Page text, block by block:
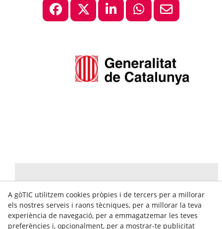
A gòTIC utilitzem cookies pròpies i de tercers per a millorar
els nostres serveis i raons tècniques, per a millorar la teva
experiència de navegació, per a emmagatzemar les teves
preferències i, opcionalment, per a mostrar-te publicitat